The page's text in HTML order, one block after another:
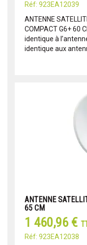
Réf: 923EA12039
ANTENNE
COMPACT G6+ 60
identique à
identique aux
ANTENNE
65 CM
1 460,96 €
Réf: 923EA12038